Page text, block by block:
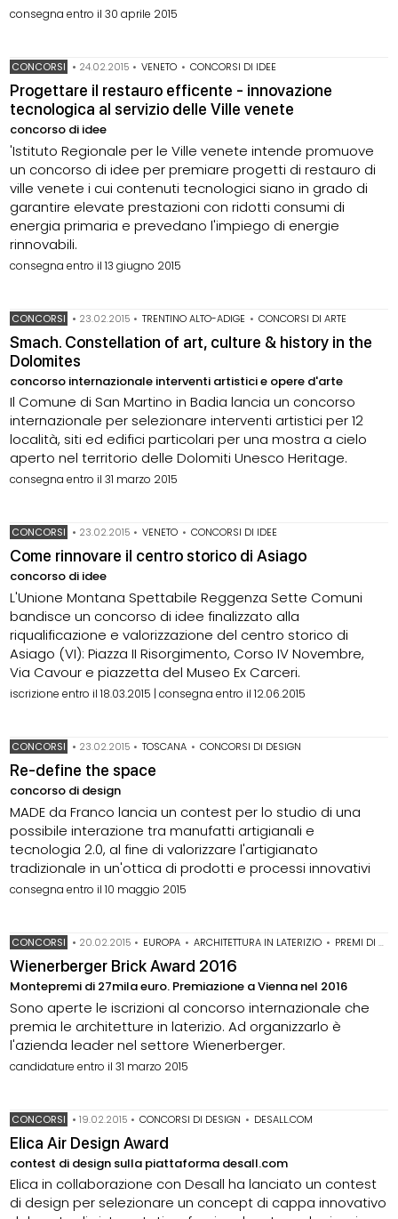
consegna entro il 30 aprile 2015
CONCORSI • 24.02.2015 • VENETO • CONCORSI DI IDEE
Progettare il restauro efficente - innovazione
tecnologica al servizio delle Ville venete
concorso di idee
'Istituto Regionale per le Ville venete intende promuove
un concorso di idee per premiare progetti di restauro di
ville venete i cui contenuti tecnologici siano in grado di
garantire elevate prestazioni con ridotti consumi di
energia primaria e prevedano l'impiego di energie
rinnovabili.
consegna entro il 13 giugno 2015
CONCORSI • 23.02.2015 • TRENTINO ALTO-ADIGE • CONCORSI DI ARTE
Smach. Constellation of art, culture & history in the
Dolomites
concorso internazionale interventi artistici e opere d'arte
Il Comune di San Martino in Badia lancia un concorso
internazionale per selezionare interventi artistici per 12
località, siti ed edifici particolari per una mostra a cielo
aperto nel territorio delle Dolomiti Unesco Heritage.
consegna entro il 31 marzo 2015
CONCORSI • 23.02.2015 • VENETO • CONCORSI DI IDEE
Come rinnovare il centro storico di Asiago
concorso di idee
L'Unione Montana Spettabile Reggenza Sette Comuni
bandisce un concorso di idee finalizzato alla
riqualificazione e valorizzazione del centro storico di
Asiago (VI): Piazza II Risorgimento, Corso IV Novembre,
Via Cavour e piazzetta del Museo Ex Carceri.
iscrizione entro il 18.03.2015 | consegna entro il 12.06.2015
CONCORSI • 23.02.2015 • TOSCANA • CONCORSI DI DESIGN
Re-define the space
concorso di design
MADE da Franco lancia un contest per lo studio di una
possibile interazione tra manufatti artigianali e
tecnologia 2.0, al fine di valorizzare l'artigianato
tradizionale in un'ottica di prodotti e processi innovativi
consegna entro il 10 maggio 2015
CONCORSI • 20.02.2015 • EUROPA • ARCHITETTURA IN LATERIZIO • PREMI DI ARCHITETTURA
Wienerberger Brick Award 2016
Montepremi di 27mila euro. Premiazione a Vienna nel 2016
Sono aperte le iscrizioni al concorso internazionale che
premia le architetture in laterizio. Ad organizzarlo è
l'azienda leader nel settore Wienerberger.
candidature entro il 31 marzo 2015
CONCORSI •19.02.2015 • CONCORSI DI DESIGN • DESALL.COM
Elica Air Design Award
contest di design sulla piattaforma desall.com
Elica in collaborazione con Desall ha lanciato un contest
di design per selezionare un concept di cappa innovativo